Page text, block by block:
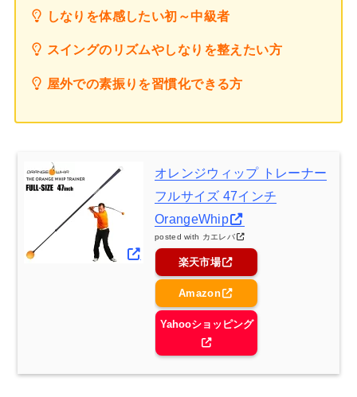
しなりを体感したい初～中級者
スイングのリズムやしなりを整えたい方
屋外での素振りを習慣化できる方
オレンジウィップ トレーナー
フルサイズ 47インチ
OrangeWhip
posted with カエレバ
楽天市場
Amazon
Yahooショッピング